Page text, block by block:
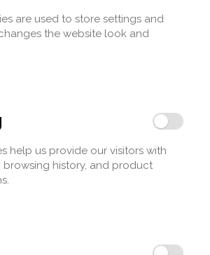
are used to store settings and
the website look and
help us provide our visitors with
history, and product